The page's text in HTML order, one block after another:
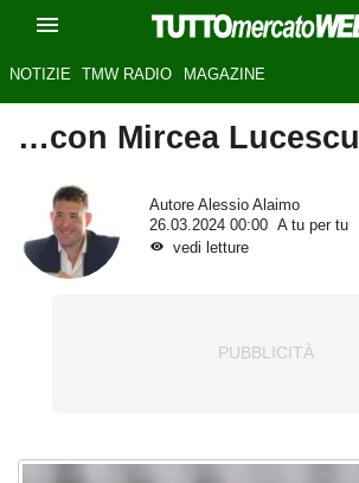
NOTIZIE TMW RADIO MAGAZINE
…con Mircea Lucescu
Autore Alessio Alaimo
26.03.2024 00:00
A tu per tu
vedi letture